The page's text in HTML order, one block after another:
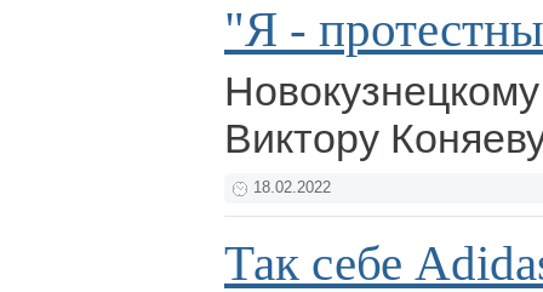
"Я -
Виктору
18.02.2022
Так себе